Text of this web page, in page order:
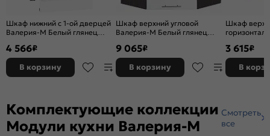
Шкаф нижний с 1-ой дверцей
Валерия-М Белый глянец
4 566₽
В корзину
Шкаф верхний угловой
Валерия-М Белый глянец
9 065₽
В корзину
Шкаф
металлик
3 615₽
В
Комплектующие коллекции
Модули кухни Валерия-М
Смотреть
все